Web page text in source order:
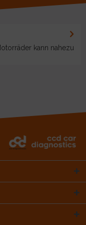
kann nahezu